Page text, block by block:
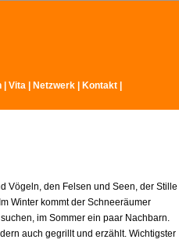
Vita Netzwerk Kontakt
Vögeln, den Felsen und Seen, der Stille
Winter kommt der Schneeräumer
im Sommer ein paar Nachbarn.
auch gegrillt und erzählt. Wichtigster